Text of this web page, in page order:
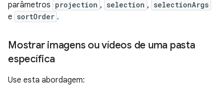
parâmetros projection , selection , selectionArgs
e sortOrder .
Mostrar imagens ou vídeos de uma pasta
específica
Use esta abordagem: